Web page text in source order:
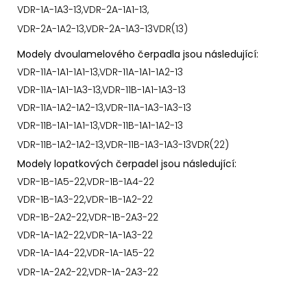
VDR-1A-1A3-13,VDR-2A-1A1-13,
VDR-2A-1A2-13,VDR-2A-1A3-13VDR(13)
Modely dvoulamelového čerpadla jsou následující:
VDR-11A-1A1-1A1-13,VDR-11A-1A1-1A2-13
VDR-11A-1A1-1A3-13,VDR-11B-1A1-1A3-13
VDR-11A-1A2-1A2-13,VDR-11A-1A3-1A3-13
VDR-11B-1A1-1A1-13,VDR-11B-1A1-1A2-13
VDR-11B-1A2-1A2-13,VDR-11B-1A3-1A3-13VDR(22)
Modely lopatkových čerpadel jsou následující:
VDR-1B-1A5-22,VDR-1B-1A4-22
VDR-1B-1A3-22,VDR-1B-1A2-22
VDR-1B-2A2-22,VDR-1B-2A3-22
VDR-1A-1A2-22,VDR-1A-1A3-22
VDR-1A-1A4-22,VDR-1A-1A5-22
VDR-1A-2A2-22,VDR-1A-2A3-22